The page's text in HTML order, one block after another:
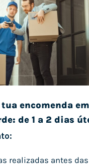
encomenda em
de 1 a 2 dias
realizadas antes das